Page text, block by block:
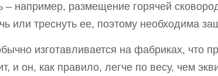
– например, размещение горячей
или треснуть ее, поэтому необходима
изготавливается на фабриках, что
и он, как правило, легче по весу, чем